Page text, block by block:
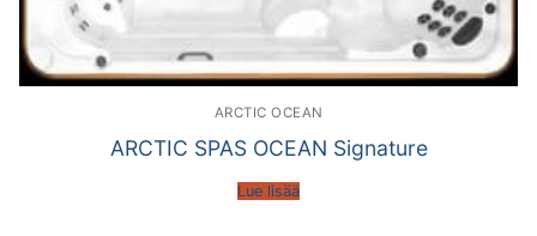
ARCTIC OCEAN
ARCTIC SPAS OCEAN Signature
Lue lisää